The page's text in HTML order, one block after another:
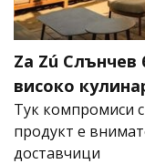
Za Zú Слънчев
високо
Тук компромиси
продукт е
доставчици